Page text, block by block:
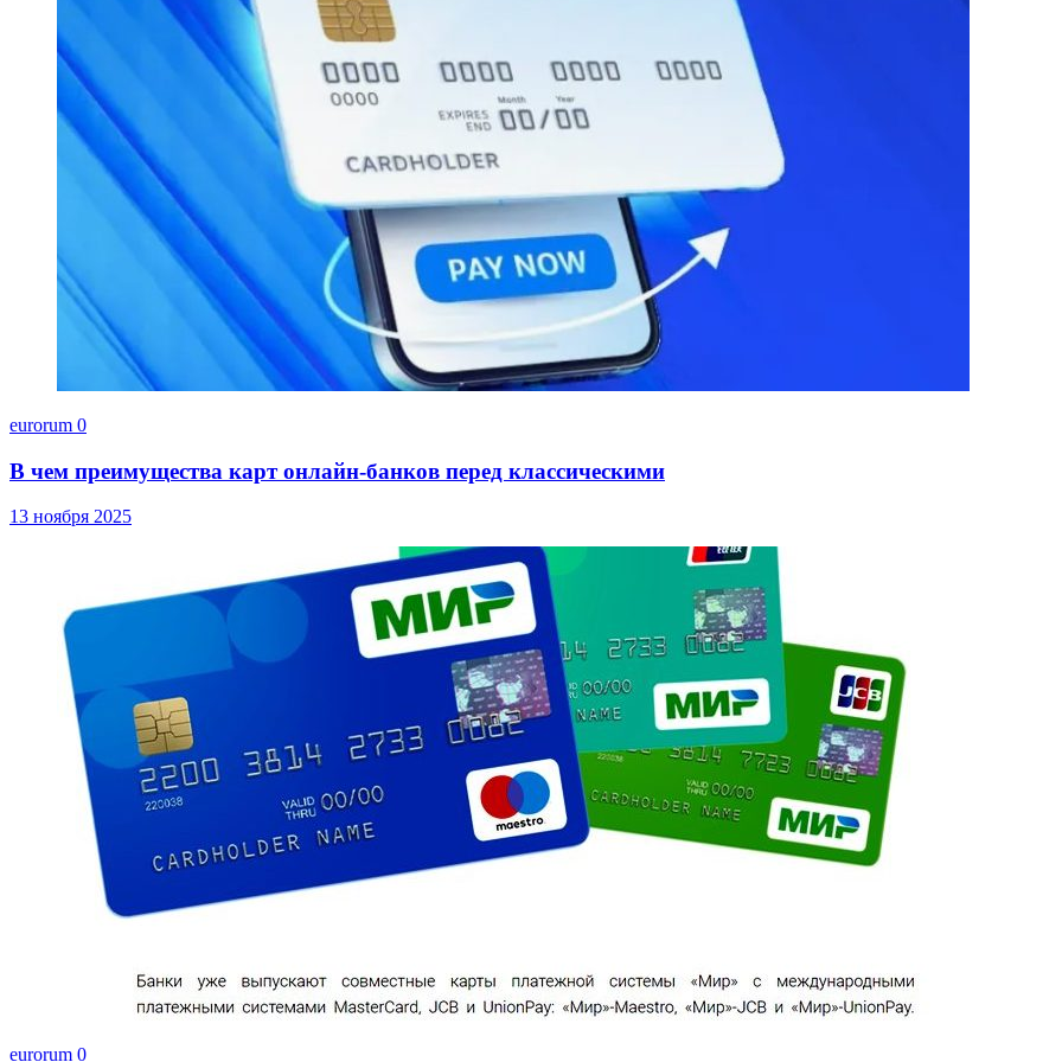
eurorum 0
В чем преимущества карт онлайн-банков перед классическими
13 ноября 2025
eurorum 0